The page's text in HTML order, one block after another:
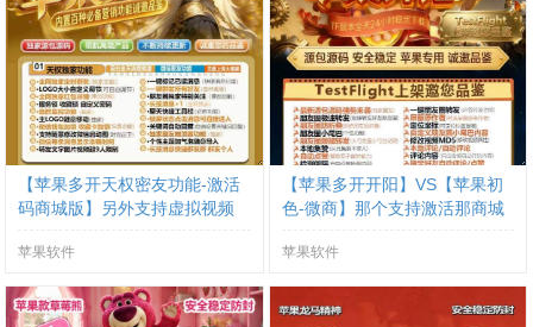
【苹果多开天权密友功能-激活
码商城版】另外支持虚拟视频
苹果软件
【苹果多开开阳】VS【苹果初
色-微商】那个支持激活那商城
苹果软件